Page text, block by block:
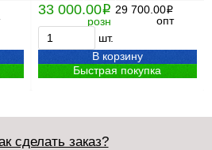
33 000.00i
розн
29 700.00i
опт
шт.
В корзину
Быстрая покупка
сделать заказ?